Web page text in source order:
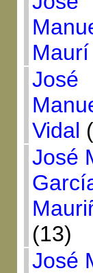
Maurí
José
Vidal
José
(13)
José